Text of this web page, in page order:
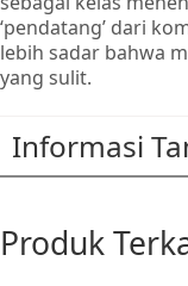
‘pendatang’ dari
lebih sadar bahwa
yang sulit.
Informasi
Produk